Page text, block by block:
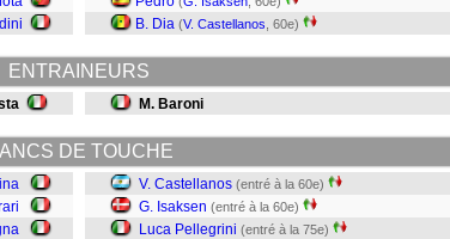
B. Dia (V. Castellanos , 60e)
ENTRAINEURS
M. Baroni
DE TOUCHE
V. Castellanos (entré à la 60e)
G. Isaksen (entré à la 60e)
Luca Pellegrini (entré à la 75e)